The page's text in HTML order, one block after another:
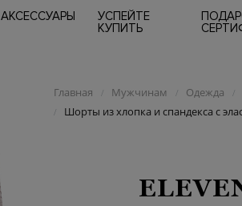
АКСЕССУАРЫ
УСПЕЙТЕ
КУПИТЬ
Главная / Мужчинам / Одежда /
/ Шорты из хлопка и спандекса с